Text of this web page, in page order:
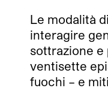
Le modalità
interagire
sottrazione e
ventisette
fuochi – e